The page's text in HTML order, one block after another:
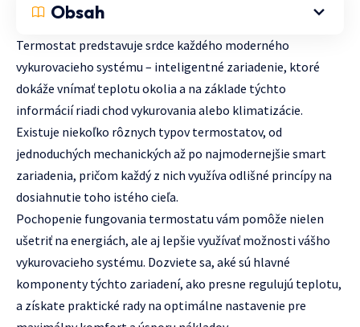
Obsah
Termostat predstavuje srdce každého moderného
vykurovacieho systému – inteligentné zariadenie, ktoré
dokáže vnímať teplotu okolia a na základe týchto
informácií riadi chod vykurovania alebo klimatizácie.
Existuje niekoľko rôznych typov termostatov, od
jednoduchých mechanických až po najmodernejšie smart
zariadenia, pričom každý z nich využíva odlišné princípy na
dosiahnutie toho istého cieľa.
Pochopenie fungovania termostatu vám pomôže nielen
ušetriť na energiách, ale aj lepšie využívať možnosti vášho
vykurovacieho systému. Dozviete sa, aké sú hlavné
komponenty týchto zariadení, ako presne regulujú teplotu,
a získate praktické rady na optimálne nastavenie pre